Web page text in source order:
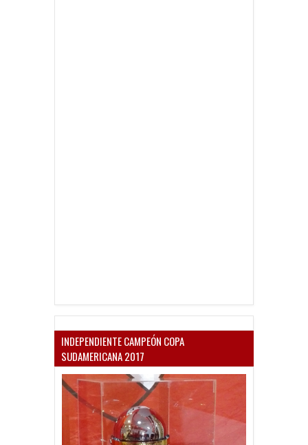
INDEPENDIENTE CAMPEÓN COPA
SUDAMERICANA 2017